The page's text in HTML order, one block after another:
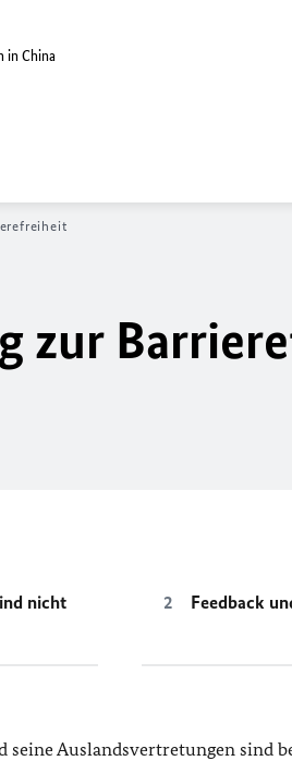
in China
zur
nicht
Feedback
seine Auslandsvertretungen sind